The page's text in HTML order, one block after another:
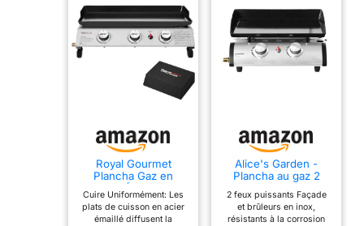
quantités
d'aliments en une
seule fois. Contrôle
Précis : Chaque
individuel pour un
réglage facile de la
température selon
vos besoins.
Construction
Robuste : Fabriquée
Royal Gourmet
Plancha Gaz en
Acier Émaillé, 3
Brûleurs Puissance
7.5kW, Surface
Cuire Uniformément: Les
plats de cuisson en acier
émaillé diffusent la
Alice's Garden -
Plancha au gaz 2
5 KW. Barbecue.
Cuisine extérieure.
2 feux puissants Façade
et brûleurs en inox,
résistants à la corrosion